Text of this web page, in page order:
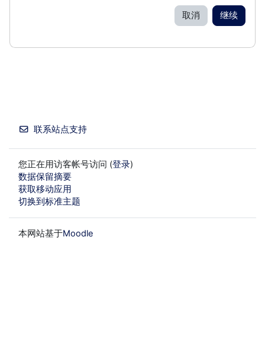
取消 继续
联系站点支持
您正在用访客帐号访问 (登录)
‎数据保留摘要‎
获取移动应用
切换到标准主题
本网站基于Moodle